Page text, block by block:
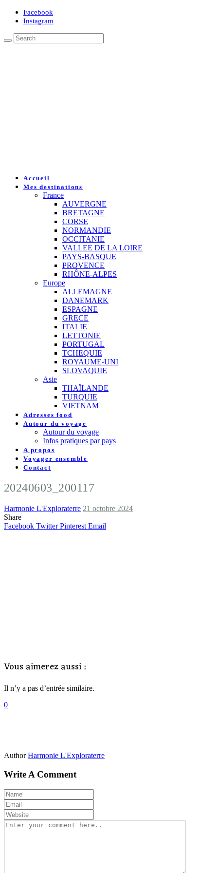
Facebook
Instagram
Accueil
Mes destinations
France
AUVERGNE
BRETAGNE
CORSE
NORMANDIE
OCCITANIE
VALLEE DE LA LOIRE
PAYS-BASQUE
PROVENCE
RHÔNE-ALPES
Europe
ALLEMAGNE
DANEMARK
ESPAGNE
GRECE
ITALIE
LETTONIE
PORTUGAL
TCHEQUIE
ROYAUME-UNI
SLOVAQUIE
Asie
THAÏLANDE
TURQUIE
VIETNAM
Adresses food
Autour du voyage
Autour du voyage
Infos pratiques par pays
A propos
Voyager ensemble
Contact
20240603_200117
Harmonie L'Exploraterre 21 octobre 2024
Share
Facebook Twitter Pinterest Email
Vous aimerez aussi :
Il n’y a pas d’entrée similaire.
0
Author Harmonie L'Exploraterre
Write A Comment